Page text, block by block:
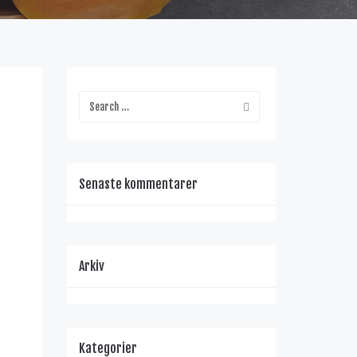
Senaste kommentarer
Arkiv
Kategorier